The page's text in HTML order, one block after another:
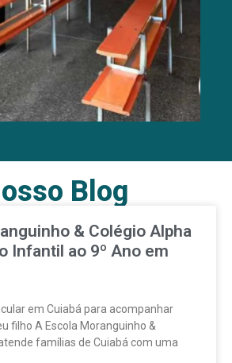
Blog
& Colégio Alpha
Infantil ao 9º Ano em
em Cuiabá para acompanhar
filho A Escola Moranguinho &
famílias de Cuiabá com uma